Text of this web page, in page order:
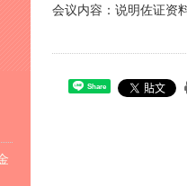
会议内容：说明佐证资
Share